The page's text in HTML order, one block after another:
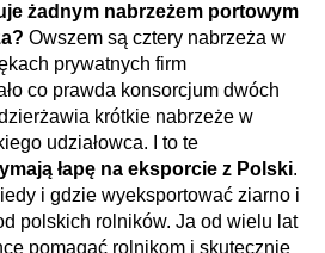
żadnym nabrzeżem portowym
Owszem są cztery nabrzeża w
prywatnych firm
co prawda konsorcjum dwóch
krótkie nabrzeże w
udziałowca. I to te
łapę na eksporcie z Polski.
i gdzie wyeksportować ziarno i
polskich rolników. Ja od wielu lat
pomagać rolnikom i skutecznie